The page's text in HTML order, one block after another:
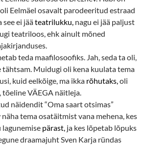
Eelmäel osavalt parodeeritud estraad
ei jääteatrilukku, nagu ei jää paljust
teatriloos, ehk ainult mõned
teda maafilosoofiks. Jah, seda ta oli,
tähtsam. Muidugi oli kena kuulata tema
kuid eelkõige, ma ikka rõhutaks,oli
tõeline VÄEGA näitleja.
näidendit “Oma saart otsimas”
tema osatäitmist vana mehena, kes
pärast, ja kes lõpetab lõpuks
draamajuht Sven Karja ründas